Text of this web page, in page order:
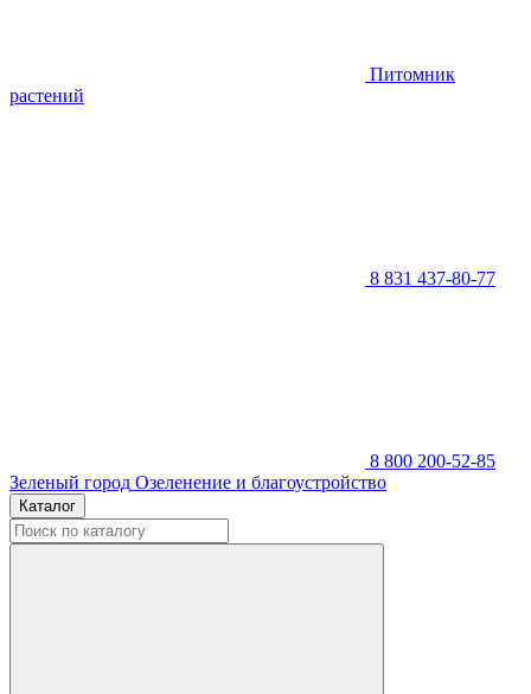
Питомник
растений
8 831 437-80-77
8 800 200-52-85
Зеленый город Озеленение и благоустройство
Каталог